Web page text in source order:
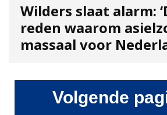
Wilders slaat alarm:
reden waarom
massaal voor
Volgende